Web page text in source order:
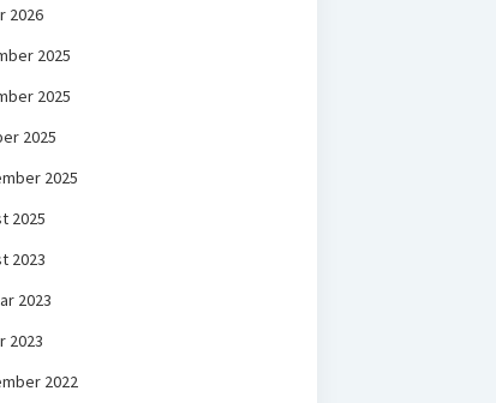
2026
2025
2025
2025
2025
2025
2023
2023
2023
2022